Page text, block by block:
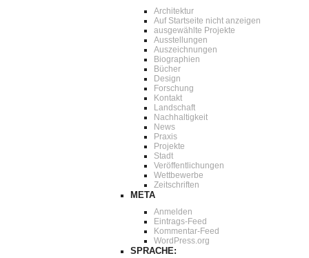
Architektur
Auf Startseite nicht anzeigen
ausgewählte Projekte
Ausstellungen
Auszeichnungen
Biographien
Bücher
Design
Forschung
Kontakt
Landschaft
Nachhaltigkeit
News
Praxis
Projekte
Stadt
Veröffentlichungen
Wettbewerbe
Zeitschriften
META
Anmelden
Eintrags-Feed
Kommentar-Feed
WordPress.org
SPRACHE: